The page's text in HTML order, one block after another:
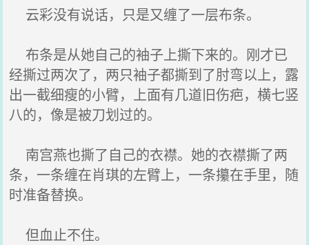
云彩没有说话，只是又缠了一层布条。
布条是从她自己的袖子上撕下来的。刚才已
经撕过两次了，两只袖子都撕到了肘弯以上，露
出一截细瘦的小臂，上面有几道旧伤疤，横七竖
八的，像是被刀划过的。
南宫燕也撕了自己的衣襟。她的衣襟撕了两
条，一条缠在肖琪的左臂上，一条攥在手里，随
时准备替换。
但血止不住。